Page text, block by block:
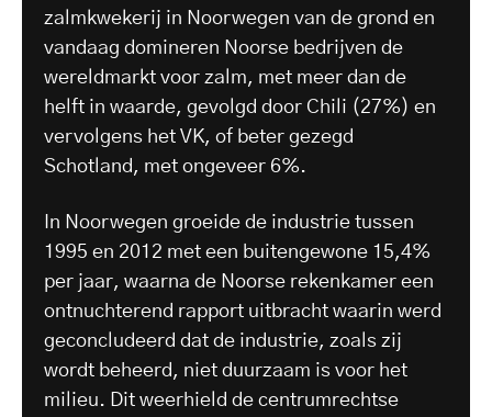
zalmkwekerij in Noorwegen van de grond en
vandaag domineren Noorse bedrijven de
wereldmarkt voor zalm, met meer dan de
helft in waarde, gevolgd door Chili (27%) en
vervolgens het VK, of beter gezegd
Schotland, met ongeveer 6%.
In Noorwegen groeide de industrie tussen
1995 en 2012 met een buitengewone 15,4%
per jaar, waarna de Noorse rekenkamer een
ontnuchterend rapport uitbracht waarin werd
geconcludeerd dat de industrie, zoals zij
wordt beheerd, niet duurzaam is voor het
milieu. Dit weerhield de centrumrechtse